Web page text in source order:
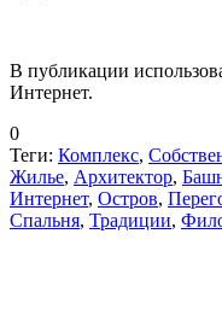
В публикации
Интернет.
0
Теги: Комплекс,
Жилье, Архитектор,
Интернет, Остров,
Спальня, Традиции,